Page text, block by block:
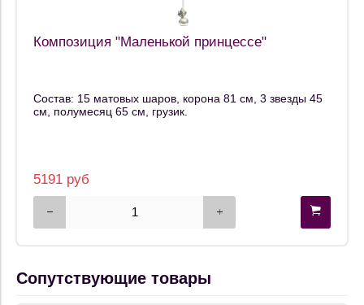
Композиция "Маленькой принцессе"
Состав: 15 матовых шаров, корона 81 см, 3 звезды 45
см, полумесяц 65 см, грузик.
5191 руб
Сопутствующие товары